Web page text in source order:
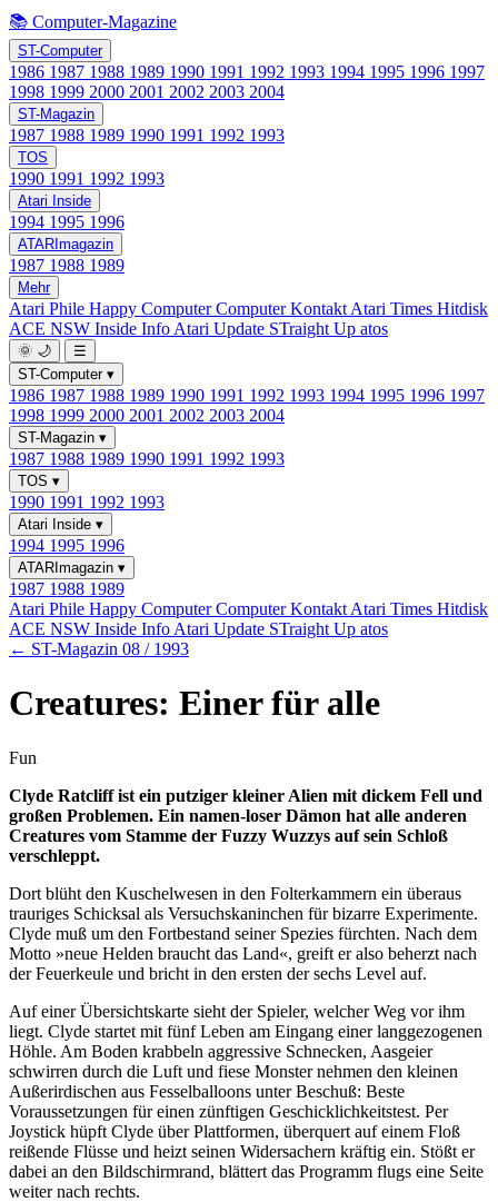
📚 Computer-Magazine
ST-Computer
1986 1987 1988 1989 1990 1991 1992 1993 1994 1995 1996 1997
1998 1999 2000 2001 2002 2003 2004
ST-Magazin
1987 1988 1989 1990 1991 1992 1993
TOS
1990 1991 1992 1993
Atari Inside
1994 1995 1996
ATARImagazin
1987 1988 1989
Mehr
Atari Phile Happy ComputerComputer Kontakt Atari Times Hitdisk
ACE NSW Inside Info Atari Update STraight Up atos
🌞 🌙
☰
ST-Computer ▾
1986 1987 1988 1989 1990 1991 1992 1993 1994 1995 1996 1997
1998 1999 2000 2001 2002 2003 2004
ST-Magazin ▾
1987 1988 1989 1990 1991 1992 1993
TOS ▾
1990 1991 1992 1993
Atari Inside ▾
1994 1995 1996
ATARImagazin ▾
1987 1988 1989
Atari Phile Happy ComputerComputer Kontakt Atari Times Hitdisk
ACE NSW Inside Info Atari Update STraight Up atos
← ST-Magazin 08 / 1993
Creatures: Einer für alle
Fun
Clyde Ratcliff ist ein putziger kleiner Alien mit dickem Fell und
großen Problemen. Ein namen-loser Dämon hat alle anderen
Creatures vom Stamme der Fuzzy Wuzzys auf sein Schloß
verschleppt.
Dort blüht den Kuschelwesen in den Folterkammern ein überaus
trauriges Schicksal als Versuchskaninchen für bizarre Experimente.
Clyde muß um den Fortbestand seiner Spezies fürchten. Nach dem
Motto »neue Helden braucht das Land«, greift er also beherzt nach
der Feuerkeule und bricht in den ersten der sechs Level auf.
Auf einer Übersichtskarte sieht der Spieler, welcher Weg vor ihm
liegt. Clyde startet mit fünf Leben am Eingang einer langgezogenen
Höhle. Am Boden krabbeln aggressive Schnecken, Aasgeier
schwirren durch die Luft und fiese Monster nehmen den kleinen
Außerirdischen aus Fesselballoons unter Beschuß: Beste
Voraussetzungen für einen zünftigen Geschicklichkeitstest. Per
Joystick hüpft Clyde über Plattformen, überquert auf einem Floß
reißende Flüsse und heizt seinen Widersachern kräftig ein. Stößt er
dabei an den Bildschirmrand, blättert das Programm flugs eine Seite
weiter nach rechts.